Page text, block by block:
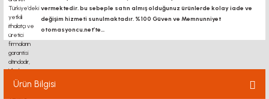
vermektedir. bu sebeple satın almış olduğunuz ürünlerde kolay iade ve
değişim hizmeti sunulmaktadır. %100 Güven ve Memnunniyet
otomasyoncu.net’te...
Ürün Bilgisi